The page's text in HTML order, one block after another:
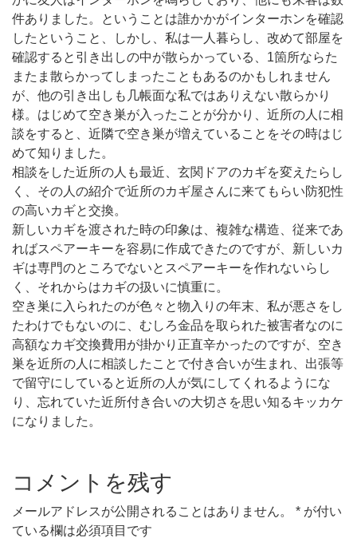
件ありました。ということは誰かかがインターホンを確認
したということ、しかし、私は一人暮らし、改めて部屋を
確認すると引き出しの中が散らかっている、1箇所ならた
またま散らかってしまったこともあるのかもしれません
が、他の引き出しも几帳面な私ではありえない散らかり
様。はじめて空き巣が入ったことが分かり、近所の人に相
談をすると、近隣で空き巣が増えていることをその時はじ
めて知りました。
相談をした近所の人も最近、玄関ドアのカギを変えたらし
く、その人の紹介で近所のカギ屋さんに来てもらい防犯性
の高いカギと交換。
新しいカギを渡された時の印象は、複雑な構造、従来であ
ればスペアーキーを容易に作成できたのですが、新しいカ
ギは専門のところでないとスペアーキーを作れないらし
く、それからはカギの扱いに慎重に。
空き巣に入られたのが色々と物入りの年末、私が悪さをし
たわけでもないのに、むしろ金品を取られた被害者なのに
高額なカギ交換費用が掛かり正直辛かったのですが、空き
巣を近所の人に相談したことで付き合いが生まれ、出張等
で留守にしていると近所の人が気にしてくれるようにな
り、忘れていた近所付き合いの大切さを思い知るキッカケ
になりました。
コメントを残す
メールアドレスが公開されることはありません。 * が付い
ている欄は必須項目です